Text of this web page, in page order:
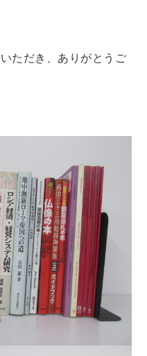
ただき、ありがとうご